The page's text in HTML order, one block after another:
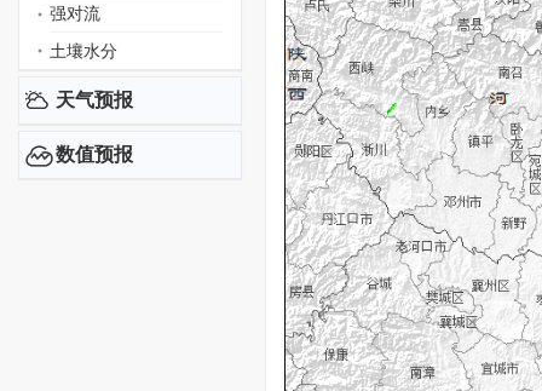
强对流
土壤水分
天气预报
数值预报